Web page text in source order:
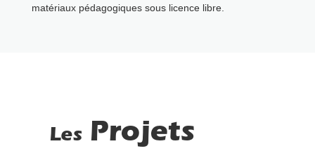
matériaux pédagogiques sous licence libre.
Les Projets